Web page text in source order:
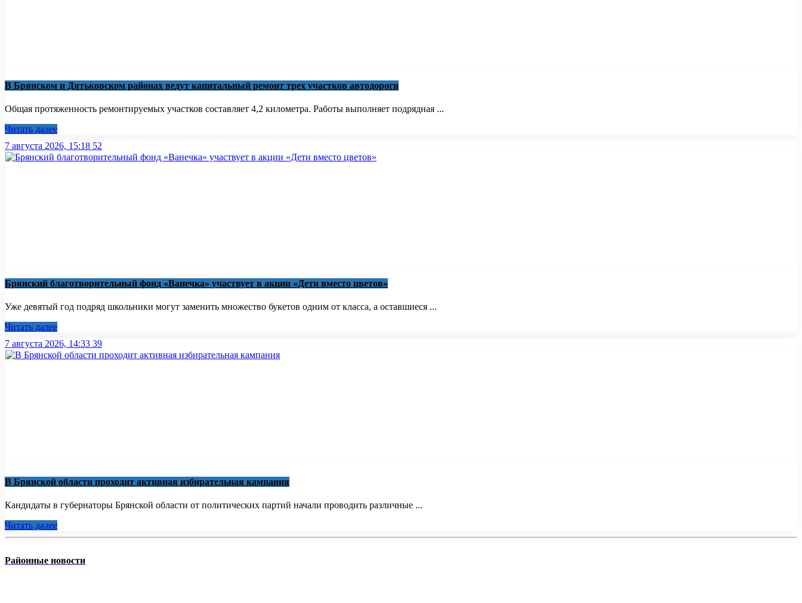
В Брянском и Дятьковском районах ведут капитальный ремонт трех участков автодороги
Общая протяженность ремонтируемых участков составляет 4,2 километра. Работы выполняет подрядная ...
Читать далее
7 августа 2026, 15:18 52
Брянский благотворительный фонд «Ванечка» участвует в акции «Дети вместо цветов»
Уже девятый год подряд школьники могут заменить множество букетов одним от класса, а оставшиеся ...
Читать далее
7 августа 2026, 14:33 39
В Брянской области проходит активная избирательная кампания
Кандидаты в губернаторы Брянской области от политических партий начали проводить различные ...
Читать далее
Районные новости